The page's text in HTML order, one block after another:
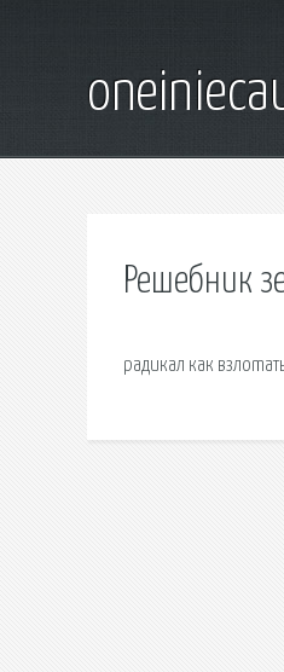
Решебник
радикал как